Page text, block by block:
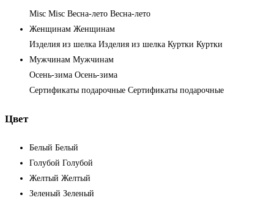
Misc Misc Весна-лето Весна-лето
Женщинам Женщинам
Изделия из шелка Изделия из шелка Куртки Куртки
Мужчинам Мужчинам
Осень-зима Осень-зима
Сертификаты подарочные Сертификаты подарочные
Цвет
Белый Белый
Голубой Голубой
Желтый Желтый
Зеленый Зеленый